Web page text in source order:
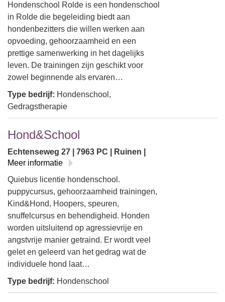
Hondenschool Rolde is een hondenschool
in Rolde die begeleiding biedt aan
hondenbezitters die willen werken aan
opvoeding, gehoorzaamheid en een
prettige samenwerking in het dagelijks
leven. De trainingen zijn geschikt voor
zowel beginnende als ervaren…
Type bedrijf: Hondenschool,
Gedragstherapie
Hond&School
Echtenseweg 27 | 7963 PC | Ruinen |
Meer informatie
Quiebus licentie hondenschool.
puppycursus, gehoorzaamheid trainingen,
Kind&Hond, Hoopers, speuren,
snuffelcursus en behendigheid. Honden
worden uitsluitend op agressievrije en
angstvrije manier getraind. Er wordt veel
gelet en geleerd van het gedrag wat de
individuele hond laat…
Type bedrijf: Hondenschool